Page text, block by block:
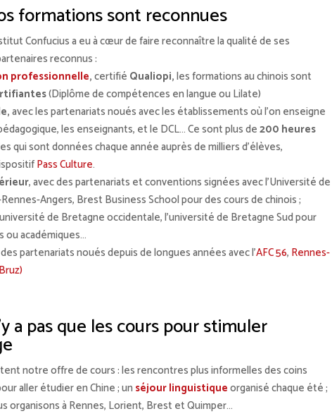
formations sont reconnues
Confucius a eu à cœur de faire reconnaître la qualité de ses
reconnus :
professionnelle,certifié Qualiopi,les formations au chinois sont
(Diplôme de compétences en langue ou Lilate)
avec les partenariats noués avec les établissements où l’on enseigne
les enseignants, et le DCL… Ce sont plus de200 heures
qui sont données chaque année auprès de milliers d’élèves,
Pass Culture.
, avec des partenariats et conventions signées avec l’Université de
Angers, Brest Business School pour des cours de chinois ;
de Bretagne occidentale, l’université de Bretagne Sud pour
ou académiques…
partenariats noués depuis de longues années avec l’AFC 56, Rennes-
a pas que les cours pour stimuler
notre offre de cours : les rencontres plus informelles des coins
aller étudier en Chine ; un séjour linguistiqueorganisé chaque été ;
organisons à Rennes, Lorient, Brest et Quimper…